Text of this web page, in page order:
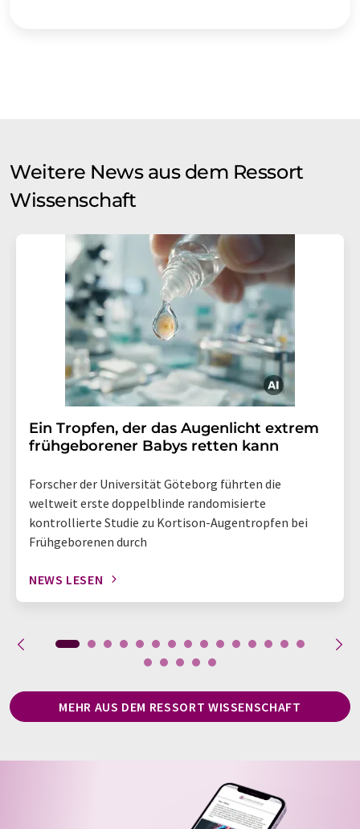
Weitere News aus dem Ressort
Wissenschaft
Ein Tropfen, der das Augenlicht extrem
frühgeborener Babys retten kann
Forscher der Universität Göteborg führten die
weltweit erste doppelblinde randomisierte
kontrollierte Studie zu Kortison-Augentropfen bei
Frühgeborenen durch
NEWS LESEN
MEHR AUS DEM RESSORT WISSENSCHAFT